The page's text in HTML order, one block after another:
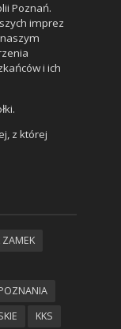
Poznań.
imprez
i ich
z której
ZAMEK
KKS